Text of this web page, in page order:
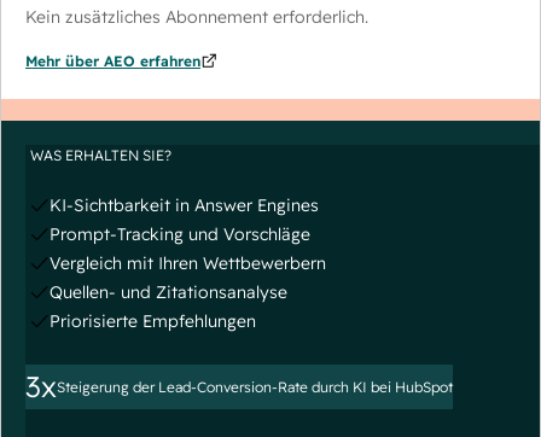
Kein zusätzliches Abonnement erforderlich.
Mehr über AEO erfahren
WAS ERHALTEN SIE?
KI-Sichtbarkeit in Answer Engines
Prompt-Tracking und Vorschläge
Vergleich mit Ihren Wettbewerbern
Quellen- und Zitationsanalyse
Priorisierte Empfehlungen
3xSteigerung der Lead-Conversion-Rate durch KI bei HubSpot